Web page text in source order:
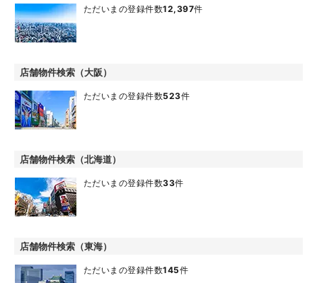
ただいまの登録件数12,397件
店舗物件検索（大阪）
ただいまの登録件数523件
店舗物件検索（北海道）
ただいまの登録件数33件
店舗物件検索（東海）
ただいまの登録件数145件